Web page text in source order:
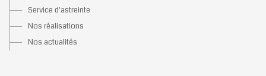
Service d'astreinte
Nos réalisations
Nos actualités